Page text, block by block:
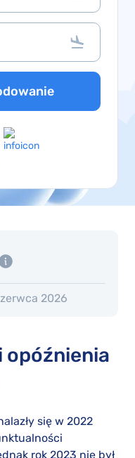
2026
opóźnienia
się w 2022
rok 2023 nie był